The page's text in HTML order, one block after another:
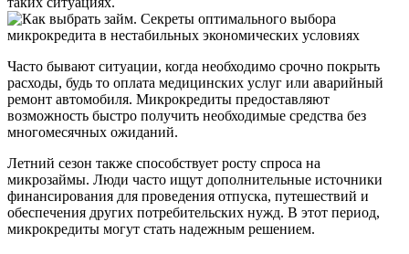
Часто бывают ситуации, когда необходимо срочно покрыть
расходы, будь то оплата медицинских услуг или аварийный
ремонт автомобиля. Микрокредиты предоставляют
возможность быстро получить необходимые средства без
многомесячных ожиданий.
Летний сезон также способствует росту спроса на
микрозаймы. Люди часто ищут дополнительные источники
финансирования для проведения отпуска, путешествий и
обеспечения других потребительских нужд. В этот период,
микрокредиты могут стать надежным решением.